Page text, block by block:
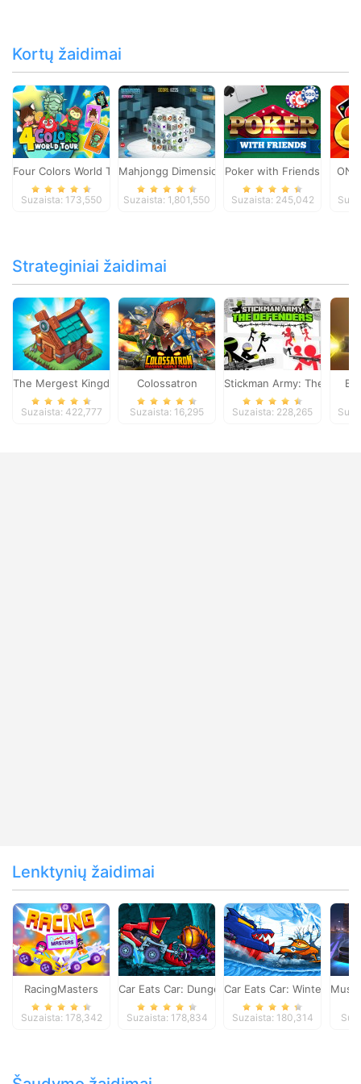
Kortų žaidimai
Four Colors World Tour
Suzaista: 173,550
Mahjongg Dimensions
Suzaista: 1,801,550
Poker with Friends
Suzaista: 245,042
Strateginiai žaidimai
The Mergest Kingdom
Suzaista: 422,777
Colossatron
Suzaista: 16,295
Stickman Army: The
Suzaista: 228,265
Lenktynių žaidimai
RacingMasters
Suzaista: 178,342
Car Eats Car: Dungeon Adventure
Suzaista: 178,834
Car Eats Car: Winter
Suzaista: 180,314